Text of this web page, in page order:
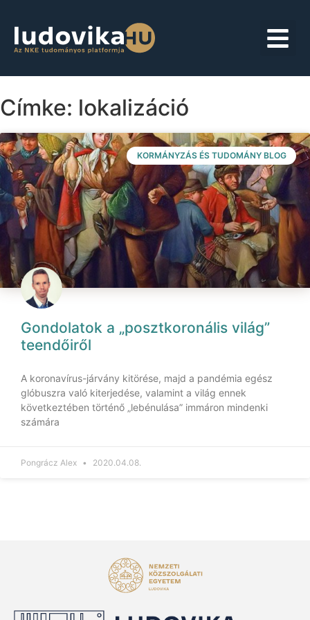
Címke: lokalizáció
KORMÁNYZÁS ÉS TUDOMÁNY BLOG
Gondolatok a „posztkoronális világ”
teendőiről
A koronavírus-járvány kitörése, majd a pandémia egész
glóbuszra való kiterjedése, valamint a világ ennek
következtében történő „lebénulása” immáron mindenki
számára
Pongrácz Alex 2020.04.08.